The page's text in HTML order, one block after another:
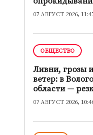
07 АВГУСТ 2026,
ОБЩЕСТВО
Ливни, грозы
ветер: в
области —
погоды
07 АВГУСТ 2026,